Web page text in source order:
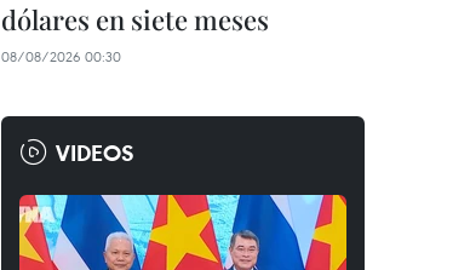
dólares en siete meses
08/08/2026 00:30
VIDEOS